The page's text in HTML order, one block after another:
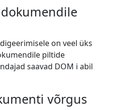
on veel üks
piltide
saavad DOM i abil
võrgus